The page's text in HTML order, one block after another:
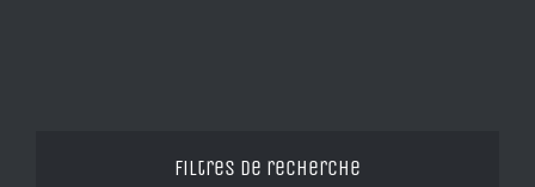
Filtres de recherche